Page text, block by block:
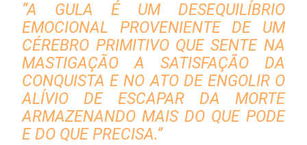
“A GULA É UM DESEQUILÍBRIO
EMOCIONAL PROVENIENTE DE UM
CÉREBRO PRIMITIVO QUE SENTE NA
MASTIGAÇÃO A SATISFAÇÃO DA
CONQUISTA E NO ATO DE ENGOLIR O
ALÍVIO DE ESCAPAR DA MORTE
ARMAZENANDO MAIS DO QUE PODE
E DO QUE PRECISA.”